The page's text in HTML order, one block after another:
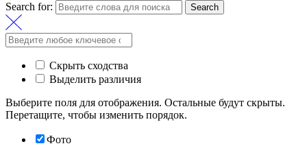
Search for: Search
Скрыть сходства
Выделить различия
Выберите поля для отображения. Остальные будут скрыты.
Перетащите, чтобы изменить порядок.
Фото